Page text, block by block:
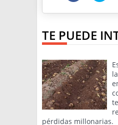
TE PUEDE
pérdidas millonarias.